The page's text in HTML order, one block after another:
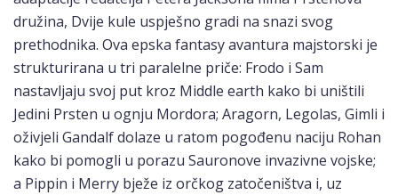
družina, Dvije kule uspješno gradi na snazi svog
prethodnika. Ova epska fantasy avantura majstorski je
strukturirana u tri paralelne priče: Frodo i Sam
nastavljaju svoj put kroz Middle earth kako bi uništili
Jedini Prsten u ognju Mordora; Aragorn, Legolas, Gimli i
oživjeli Gandalf dolaze u ratom pogođenu naciju Rohan
kako bi pomogli u porazu Sauronove invazivne vojske;
a Pippin i Merry bježe iz orčkog zatočeništva i, uz